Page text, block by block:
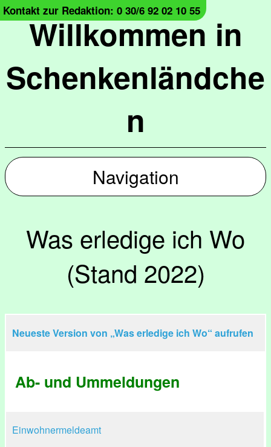
Willkommen in
Schenkenländche
n
Kontakt zur Redaktion: 0 30/6 92 02 10 55
Navigation
Was erledige ich Wo
(Stand 2022)
Neueste Version von „Was erledige ich Wo“ aufrufen
Ab- und Ummeldungen
Einwohnermeldeamt